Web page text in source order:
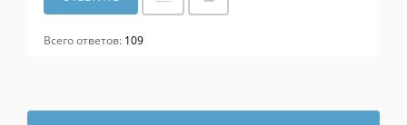
Всего ответов: 109